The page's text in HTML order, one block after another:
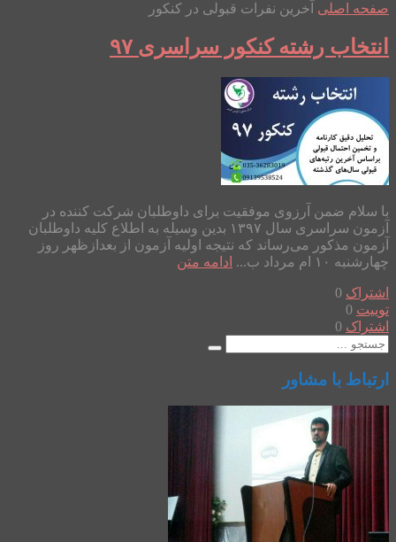
صفحه اصلی آخرین نفرات قبولی در کنکور
انتخاب رشته کنکور سراسری ۹۷
با سلام ضمن آرزوی موفقیت برای داوطلبان شرکت کننده در
آزمون سراسری سال ۱۳۹۷ بدین وسیله به اطلاع کلیه داوطلبان
آزمون مذکور می‌رساند که نتیجه اولیه آزمون از بعدازظهر روز
چهار‌شنبه ۱۰ ام مرداد ب...
ادامه متن
اشتراک 0
توییت 0
اشتراک 0
ارتباط با مشاور